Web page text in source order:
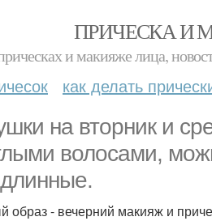
ПРИЧЕСКА И
и макияже лица,
как делать
на вторник и
волосами,
образ - вечерний макияж и